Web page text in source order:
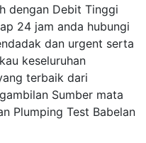
dengan Debit Tinggi
24 jam anda hubungi
dan urgent serta
keseluruhan
terbaik dari
Sumber mata
Plumping Test Babelan